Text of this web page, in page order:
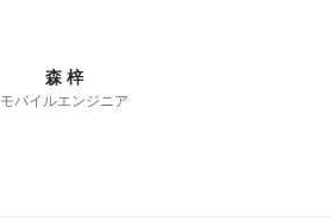
森 梓
モバイルエンジニア